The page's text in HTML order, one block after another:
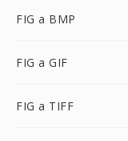
FIG a BMP
FIG a GIF
FIG a TIFF